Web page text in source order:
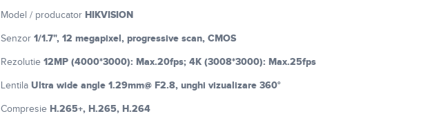
Model / producator HIKVISION
Senzor 1/1.7", 12 megapixel, progressive scan, CMOS
Rezolutie 12MP (4000*3000): Max.20fps; 4K (3008*3000): Max.25fps
Lentila Ultra wide angle 1.29mm@ F2.8, unghi vizualizare 360°
Compresie H.265+, H.265, H.264